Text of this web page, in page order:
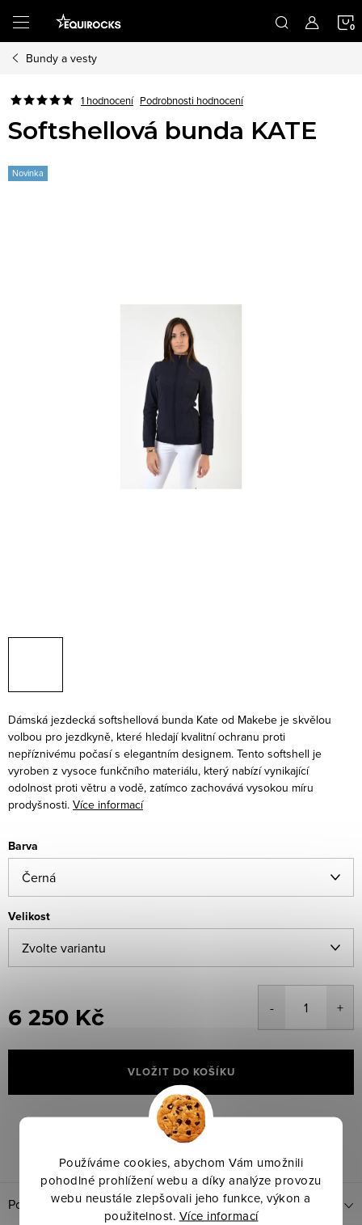
Používáme cookies, abychom Vám umožnili
pohodlné prohlížení webu a díky analýze provozu
webu neustále zlepšovali jeho funkce, výkon a
použitelnost. Více informací
obsah
Bundy a vesty
1 hodnocení Podrobnosti hodnocení
Softshellová bunda KATE
Novinka
Dámská jezdecká softshellová bunda Kate od Makebe je skvělou
volbou pro jezdkyně, které hledají kvalitní ochranu proti
nepříznivému počasí s elegantním designem. Tento softshell je
vyroben z vysoce funkčního materiálu, který nabízí vynikající
odolnost proti větru a vodě, zatímco zachovává vysokou míru
prodyšnosti. Více informací
Barva
Velikost
6 250 Kč
cena:
VLOŽIT DO KOŠÍKU
Značka:MaKeBe Kód produktu: Zvolte variantu
Dotaz k produktu
Popis produktu